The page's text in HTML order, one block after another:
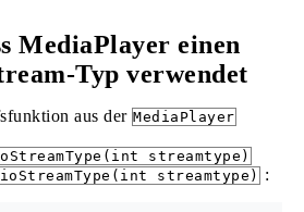
MediaPlayer einen
Typ verwendet
aus der MediaPlayer
streamtype)
streamtype) :